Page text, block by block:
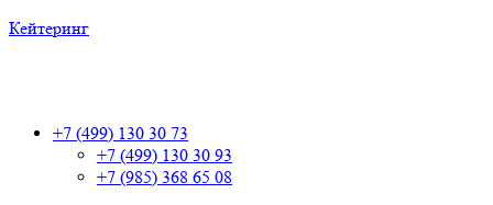
Кейтеринг
+7 (499) 130 30 73
+7 (499) 130 30 93
+7 (985) 368 65 08